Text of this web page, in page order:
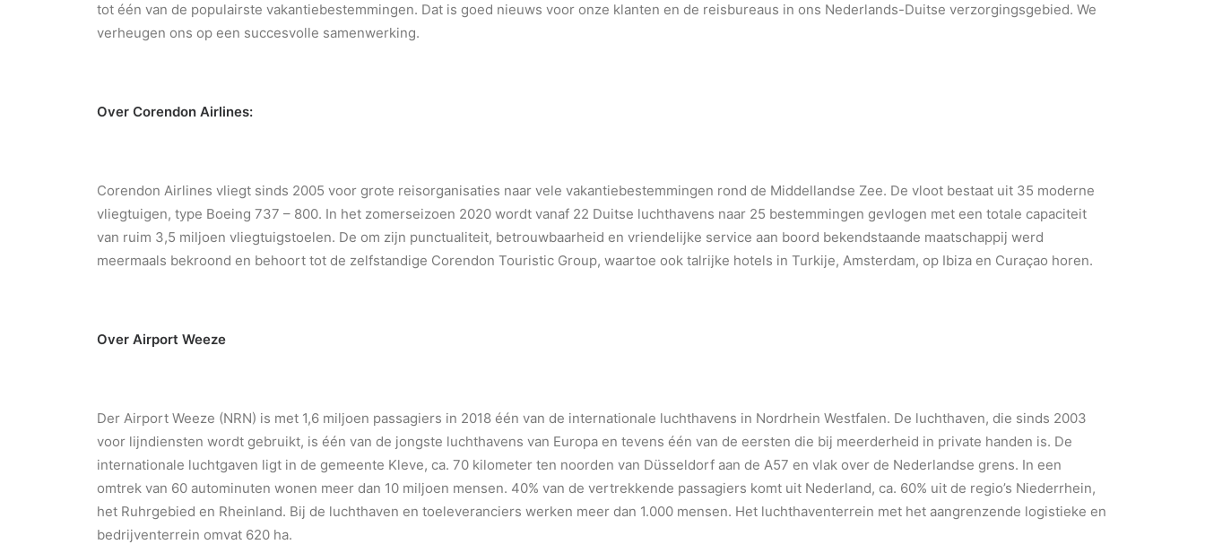
tot één van de populairste vakantiebestemmingen. Dat is goed nieuws voor onze klanten en de reisbureaus in ons Nederlands-Duitse verzorgingsgebied. We
verheugen ons op een succesvolle samenwerking.
Over Corendon Airlines:
Corendon Airlines vliegt sinds 2005 voor grote reisorganisaties naar vele vakantiebestemmingen rond de Middellandse Zee. De vloot bestaat uit 35 moderne
vliegtuigen, type Boeing 737 – 800. In het zomerseizoen 2020 wordt vanaf 22 Duitse luchthavens naar 25 bestemmingen gevlogen met een totale capaciteit
van ruim 3,5 miljoen vliegtuigstoelen. De om zijn punctualiteit, betrouwbaarheid en vriendelijke service aan boord bekendstaande maatschappij werd
meermaals bekroond en behoort tot de zelfstandige Corendon Touristic Group, waartoe ook talrijke hotels in Turkije, Amsterdam, op Ibiza en Curaçao horen.
Over Airport Weeze
Der Airport Weeze (NRN) is met 1,6 miljoen passagiers in 2018 één van de internationale luchthavens in Nordrhein Westfalen. De luchthaven, die sinds 2003
voor lijndiensten wordt gebruikt, is één van de jongste luchthavens van Europa en tevens één van de eersten die bij meerderheid in private handen is. De
internationale luchtgaven ligt in de gemeente Kleve, ca. 70 kilometer ten noorden van Düsseldorf aan de A57 en vlak over de Nederlandse grens. In een
omtrek van 60 autominuten wonen meer dan 10 miljoen mensen. 40% van de vertrekkende passagiers komt uit Nederland, ca. 60% uit de regio’s Niederrhein,
het Ruhrgebied en Rheinland. Bij de luchthaven en toeleveranciers werken meer dan 1.000 mensen. Het luchthaventerrein met het aangrenzende logistieke en
bedrijventerrein omvat 620 ha.